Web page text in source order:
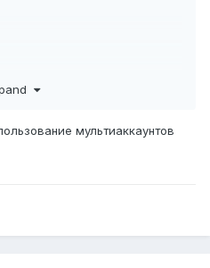
мультиаккаунтов